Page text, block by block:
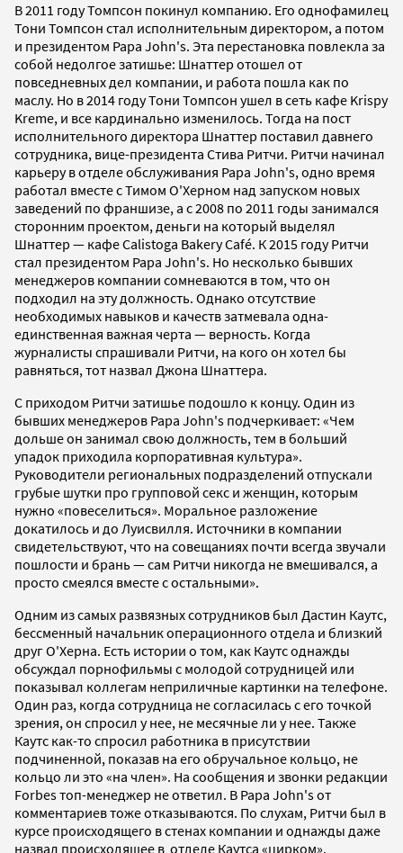
В 2011 году Томпсон покинул компанию. Его однофамилец
Тони Томпсон стал исполнительным директором, а потом
и президентом Papa John's. Эта перестановка повлекла за
собой недолгое затишье: Шнаттер отошел от
повседневных дел компании, и работа пошла как по
маслу. Но в 2014 году Тони Томпсон ушел в сеть кафе Krispy
Kreme, и все кардинально изменилось. Тогда на пост
исполнительного директора Шнаттер поставил давнего
сотрудника, вице-президента Стива Ритчи. Ритчи начинал
карьеру в отделе обслуживания Papa John's, одно время
работал вместе с Тимом О'Херном над запуском новых
заведений по франшизе, а с 2008 по 2011 годы занимался
сторонним проектом, деньги на который выделял
Шнаттер — кафе Calistoga Bakery Café. К 2015 году Ритчи
стал президентом Papa John's. Но несколько бывших
менеджеров компании сомневаются в том, что он
подходил на эту должность. Однако отсутствие
необходимых навыков и качеств затмевала одна-
единственная важная черта — верность. Когда
журналисты спрашивали Ритчи, на кого он хотел бы
равняться, тот назвал Джона Шнаттера.
С приходом Ритчи затишье подошло к концу. Один из
бывших менеджеров Papa John's подчеркивает: «Чем
дольше он занимал свою должность, тем в больший
упадок приходила корпоративная культура».
Руководители региональных подразделений отпускали
грубые шутки про групповой секс и женщин, которым
нужно «повеселиться». Моральное разложение
докатилось и до Луисвилля. Источники в компании
свидетельствуют, что на совещаниях почти всегда звучали
пошлости и брань — сам Ритчи никогда не вмешивался, а
просто смеялся вместе с остальными».
Одним из самых развязных сотрудников был Дастин Каутс,
бессменный начальник операционного отдела и близкий
друг О'Херна. Есть истории о том, как Каутс однажды
обсуждал порнофильмы с молодой сотрудницей или
показывал коллегам неприличные картинки на телефоне.
Один раз, когда сотрудница не согласилась с его точкой
зрения, он спросил у нее, не месячные ли у нее. Также
Каутс как-то спросил работника в присутствии
подчиненной, показав на его обручальное кольцо, не
кольцо ли это «на член». На сообщения и звонки редакции
Forbes топ-менеджер не ответил. В Papa John's от
комментариев тоже отказываются. По слухам, Ритчи был в
курсе происходящего в стенах компании и однажды даже
назвал происходящее в отделе Каутса «цирком».